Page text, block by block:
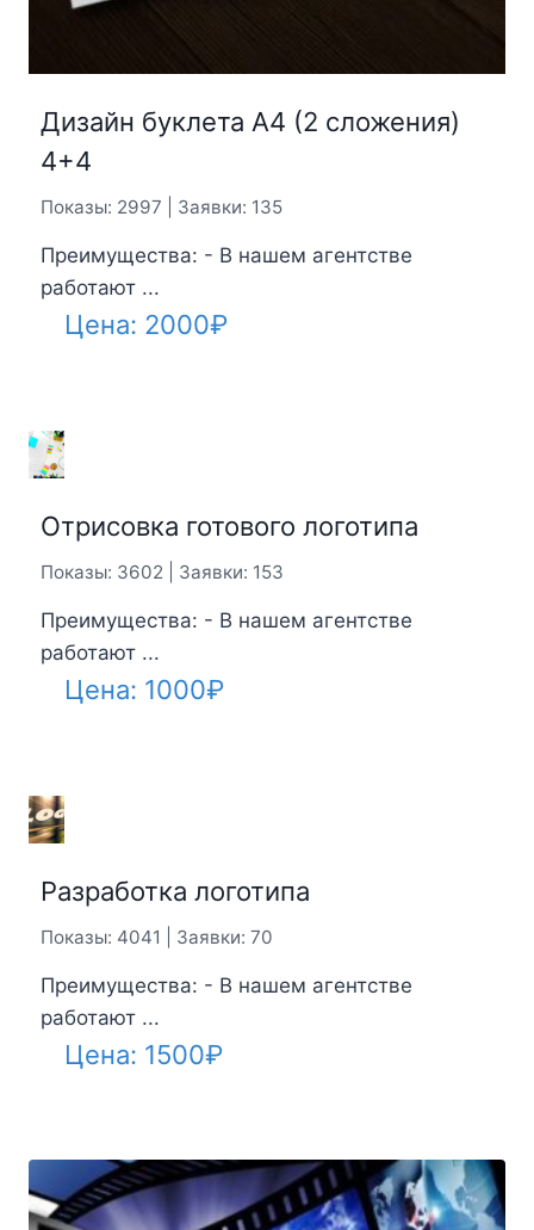
Дизайн буклета А4 (2 сложения)
4+4
Показы: 2997 | Заявки: 135
Преимущества: - В нашем агентстве
работают ...
Цена: 2000₽
Отрисовка готового логотипа
Показы: 3602 | Заявки: 153
Преимущества: - В нашем агентстве
работают ...
Цена: 1000₽
Разработка логотипа
Показы: 4041 | Заявки: 70
Преимущества: - В нашем агентстве
работают ...
Цена: 1500₽